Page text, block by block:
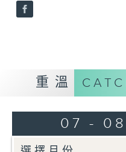
重溫
07 - 08